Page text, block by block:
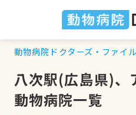
動物病院ドクターズ・ファイル
八次駅(広島県)、
動物病院一覧